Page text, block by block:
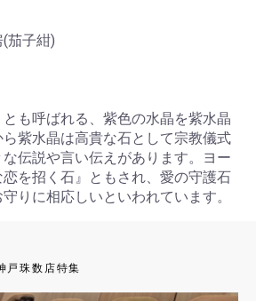
茄子紺)
も呼ばれる、紫色の水晶を紫水晶
紫水晶は高貴な石として宗教儀式
伝説や言い伝えがあります。ヨー
を招く石』ともされ、愛の守護石
りに相応しいといわれています。
戸珠数店特集